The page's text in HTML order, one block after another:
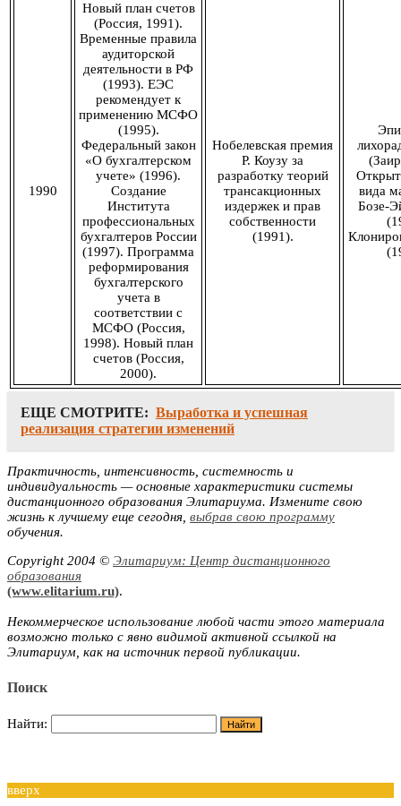
1990
Новый план счетов
(Россия, 1991).
Временные правила
аудиторской
деятельности в РФ
(1993). ЕЭС
рекомендует к
применению МСФО
(1995).
Федеральный закон
«О бухгалтерском
учете» (1996).
Создание
Института
профессиональных
бухгалтеров России
(1997). Программа
реформирования
бухгалтерского
учета в
соответствии с
МСФО (Россия,
1998). Новый план
счетов (Россия,
2000).
Нобелевская премия
Р. Коузу за
разработку теорий
трансакционных
издержек и прав
собственности
(1991).
вида
Бозе-
ЕЩЕ СМОТРИТЕ: Выработка и успешная
реализация стратегии изменений
Практичность, интенсивность, системность и
индивидуальность — основные характеристики системы
дистанционного образования Элитариума. Измените свою
жизнь к лучшему еще сегодня, выбрав свою программу
обучения.
Copyright 2004 © Элитариум: Центр дистанционного
образования
(www.elitarium.ru).
Некоммерческое использование любой части этого материала
возможно только с явно видимой активной ссылкой на
Элитариум, как на источник первой публикации.
Поиск
Найти:
вверх